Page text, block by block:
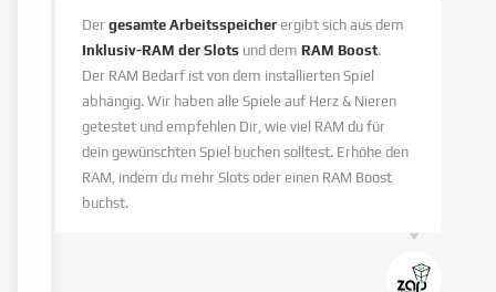
Dergesamte Arbeitsspeicher ergibt sich aus dem
Inklusiv-RAM der Slots und dem RAM Boost.
Der RAM Bedarf ist von dem installierten Spiel
abhängig. Wir haben alle Spiele auf Herz & Nieren
getestet und empfehlen Dir, wie viel RAM du für
dein gewünschten Spiel buchen solltest. Erhöhe den
RAM, indem du mehr Slots oder einen RAM Boost
buchst.